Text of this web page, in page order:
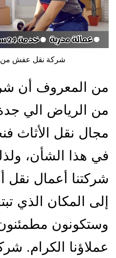
شركة نقل عفش من
من المعروف أن
من الرياض الي
مجال نقل الأثاث
في هذا الشأن،
شركتنا أعمال نقل
إلى المكان الذي
وستكونون
عملاؤنا الكرام.